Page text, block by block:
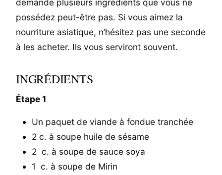
demande plusieurs ingrédients que vous ne
possédez peut-être pas. Si vous aimez la
nourriture asiatique, n’hésitez pas une seconde
à les acheter. Ils vous serviront souvent.
INGRÉDIENTS
Étape 1
Un paquet de viande à fondue tranchée
2 c. à soupe huile de sésame
2 c. à soupe de sauce soya
1 c. à soupe de Mirin